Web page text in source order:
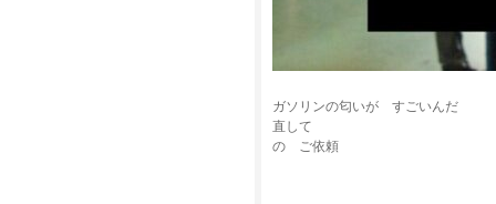
ガソリンの匂いが すごいんだ
直して
の ご依頼